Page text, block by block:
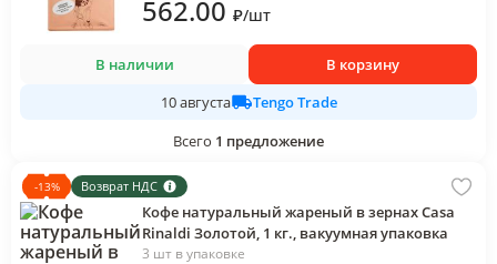
562.00 ₽/шт
В наличии
В корзину
10 августа
Tengo Trade
Всего 1 предложение
-13% Возврат НДС
Кофе натуральный жареный в зернах Сasa
Rinaldi Золотой, 1 кг., вакуумная упаковка
3 шт в упаковке